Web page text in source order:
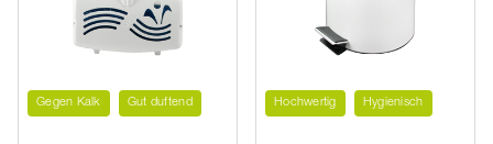
Gegen Kalk Gut duftend Hochwertig Hygienisch